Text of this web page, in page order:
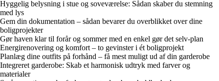
Hyggelig belysning i stue og soveværelse: Sådan skaber du stemning
med lys
Gem din dokumentation – sådan bevarer du overblikket over dine
boligprojekter
Gør haven klar til forår og sommer med en enkel gør det selv-plan
Energirenovering og komfort – to gevinster i ét boligprojekt
Planlæg dine outfits på forhånd – få mest muligt ud af din garderobe
Integreret garderobe: Skab et harmonisk udtryk med farver og
materialer